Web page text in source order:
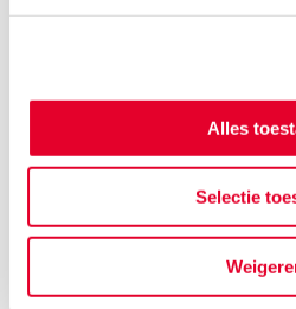
Alles
Selectie
Terug naar het nieuwsoverzicht